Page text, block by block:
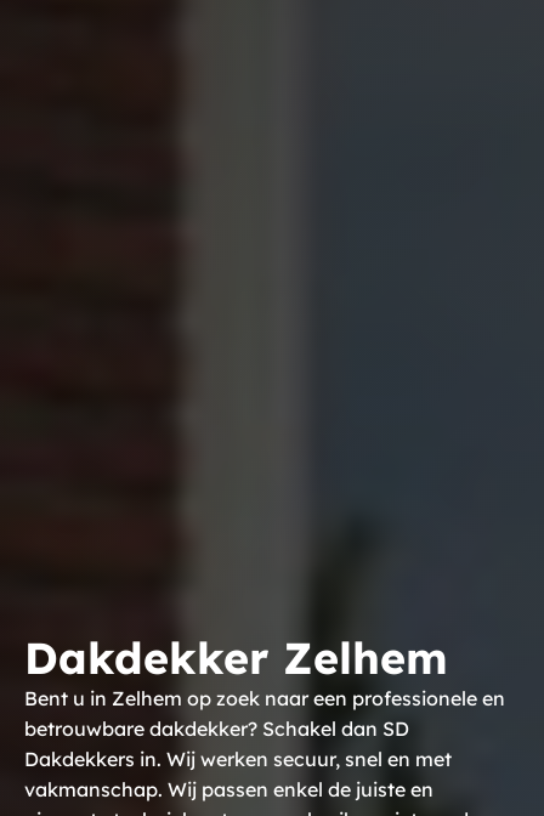
Dakdekker Zelhem
Bent u in Zelhem op zoek naar een professionele en
betrouwbare dakdekker? Schakel dan SD
Dakdekkers in. Wij werken secuur, snel en met
vakmanschap. Wij passen enkel de juiste en